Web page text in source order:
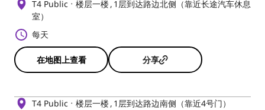
T4 Public 楼层一楼 1层到达路边北侧（靠近长途汽车休息
室）
每天
在地图上查看 分享
T4 Public 楼层一楼 1层到达路边南侧（靠近4号门）